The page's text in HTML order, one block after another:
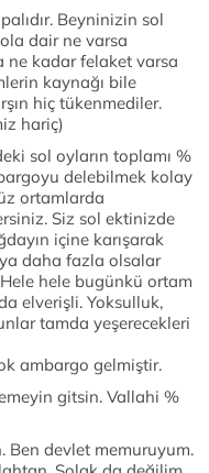
Beyninizin sol
dair ne varsa
ne kadar felaket varsa
kaynağı bile
hiç tükenmediler.
hariç)
sol oyların toplamı %
delebilmek kolay
ortamlarda
Siz sol ektinizde
içine karışarak
daha fazla olsalar
hele bugünkü ortam
elverişli. Yoksulluk,
tamda yeşerecekleri
ambargo gelmiştir.
gitsin. Vallahi %
Ben devlet memuruyum.